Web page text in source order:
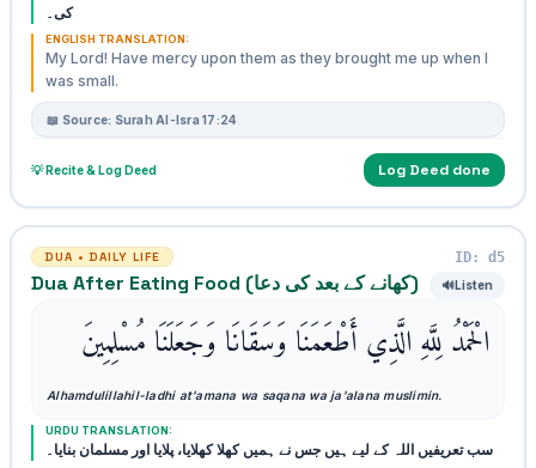
کی۔
ENGLISH TRANSLATION:
My Lord! Have mercy upon them as they brought me up when I
was small.
📖 Source: Surah Al-Isra 17:24
💡 Recite & Log Deed Log Deed done
DUA • DAILY LIFE ID: d5
Dua After Eating Food (کھانے کے بعد کی دعا) 🔊Listen
الْحَمْدُ لِلَّهِ الَّذِي أَطْعَمَنَا وَسَقَانَا وَجَعَلَنَا مُسْلِمِينَ
Alhamdulillahil-ladhi at'amana wa saqana wa ja'alana muslimin.
URDU TRANSLATION:
سب تعریفیں اللہ کے لیے ہیں جس نے ہمیں کھلا کھلایا، پلایا اور مسلمان بنایا۔